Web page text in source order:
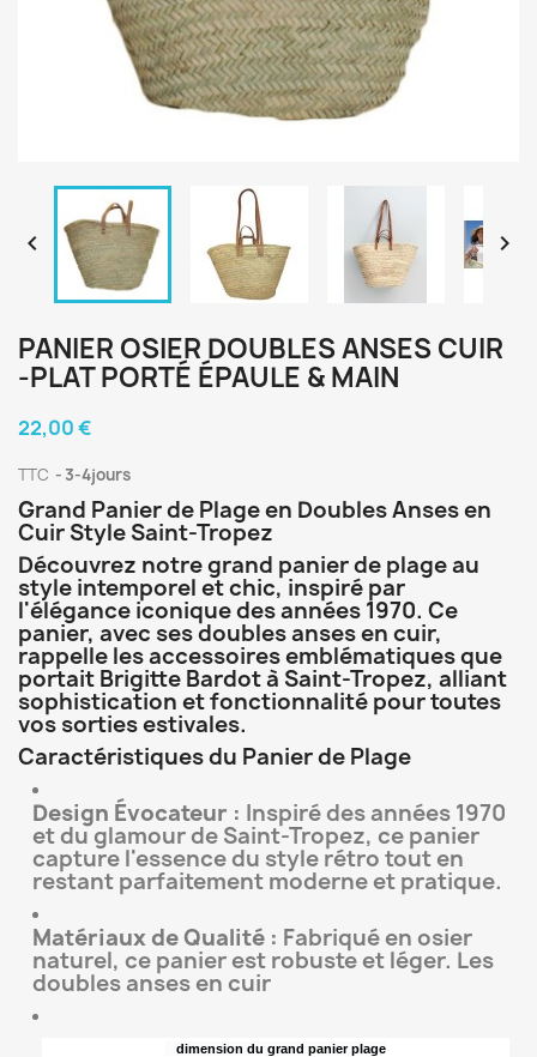
 
PANIER OSIER DOUBLES ANSES CUIR
-PLAT PORTÉ ÉPAULE & MAIN
22,00 €
TTC 3-4jours
Grand Panier de Plage en Doubles Anses en
Cuir Style Saint-Tropez
Découvrez notre grand panier de plage au
style intemporel et chic, inspiré par
l'élégance iconique des années 1970. Ce
panier, avec ses doubles anses en cuir,
rappelle les accessoires emblématiques que
portait Brigitte Bardot à Saint-Tropez, alliant
sophistication et fonctionnalité pour toutes
vos sorties estivales.
Caractéristiques du Panier de Plage
Design Évocateur : Inspiré des années 1970
et du glamour de Saint-Tropez, ce panier
capture l'essence du style rétro tout en
restant parfaitement moderne et pratique.
Matériaux de Qualité : Fabriqué en osier
naturel, ce panier est robuste et léger. Les
doubles anses en cuir
dimension du grand panier plage